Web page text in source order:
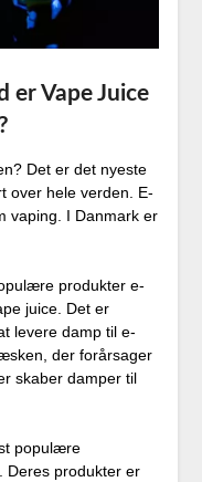
er Vape Juice
Det er det nyeste
over hele verden. E-
vaping. I Danmark er
produkter e-
juice. Det er
levere damp til e-
der forårsager
skaber damper til
populære
Deres produkter er